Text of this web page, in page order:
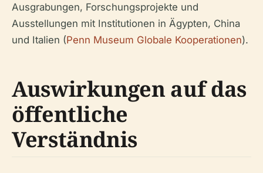
Ausgrabungen, Forschungsprojekte und
Ausstellungen mit Institutionen in Ägypten, China
und Italien (Penn Museum Globale Kooperationen).
Auswirkungen auf das
öffentliche
Verständnis